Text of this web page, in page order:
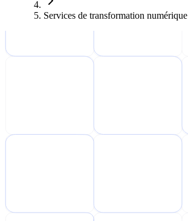
Services de transformation numérique